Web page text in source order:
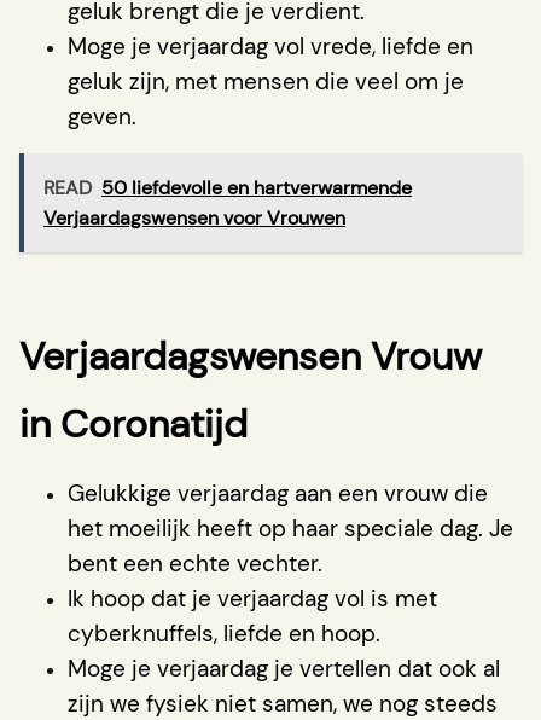
geluk brengt die je verdient.
Moge je verjaardag vol vrede, liefde en
geluk zijn, met mensen die veel om je
geven.
READ 50 liefdevolle en hartverwarmende
Verjaardagswensen voor Vrouwen
Verjaardagswensen Vrouw
in Coronatijd
Gelukkige verjaardag aan een vrouw die
het moeilijk heeft op haar speciale dag. Je
bent een echte vechter.
Ik hoop dat je verjaardag vol is met
cyberknuffels, liefde en hoop.
Moge je verjaardag je vertellen dat ook al
zijn we fysiek niet samen, we nog steeds